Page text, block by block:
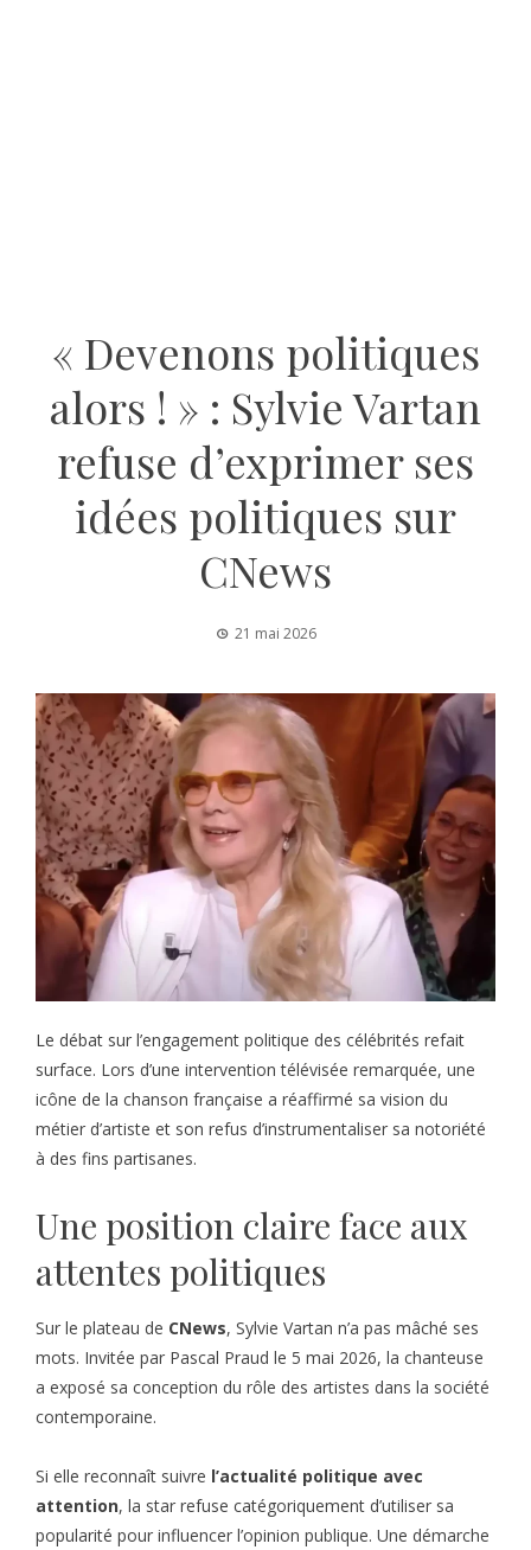
« Devenons politiques
alors ! » : Sylvie Vartan
refuse d’exprimer ses
idées politiques sur
CNews
21 mai 2026
Le débat sur l’engagement politique des célébrités refait
surface. Lors d’une intervention télévisée remarquée, une
icône de la chanson française a réaffirmé sa vision du
métier d’artiste et son refus d’instrumentaliser sa notoriété
à des fins partisanes.
Une position claire face aux
attentes politiques
Sur le plateau de CNews, Sylvie Vartan n’a pas mâché ses
mots. Invitée par Pascal Praud le 5 mai 2026, la chanteuse
a exposé sa conception du rôle des artistes dans la société
contemporaine.
Si elle reconnaît suivre l’actualité politique avec
attention, la star refuse catégoriquement d’utiliser sa
popularité pour influencer l’opinion publique. Une démarche